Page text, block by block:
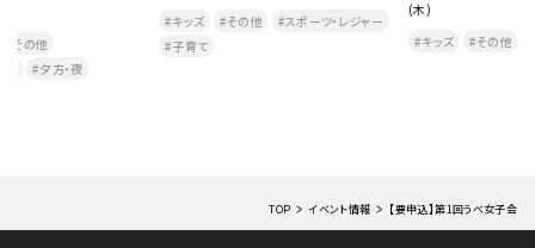
キッズ
自然・生き物
その他
キッズ 子育て
TOP イベント情報 【要申込】第1回うべ女子会